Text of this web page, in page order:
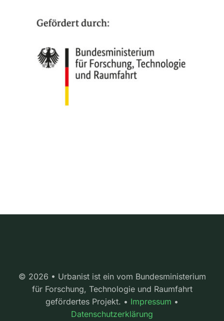
© 2026 • Urbanist ist ein vom Bundesministerium
für Forschung, Technologie und Raumfahrt
gefördertes Projekt. • Impressum •
Datenschutzerklärung